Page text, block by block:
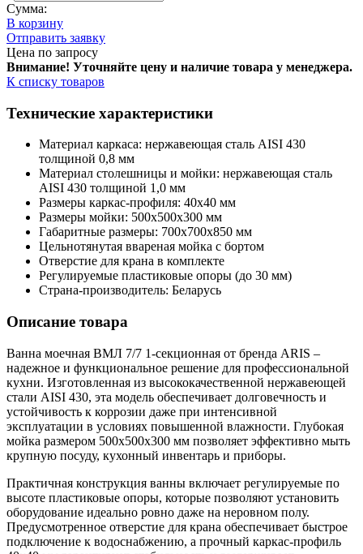
Сумма:
В корзину
Отправить заявку
Цена по запросу
Внимание! Уточняйте цену и наличие товара у менеджера.
К списку товаров
Технические характеристики
Материал каркаса: нержавеющая сталь AISI 430
толщиной 0,8 мм
Материал столешницы и мойки: нержавеющая сталь
AISI 430 толщиной 1,0 мм
Размеры каркас-профиля: 40х40 мм
Размеры мойки: 500х500х300 мм
Габаритные размеры: 700х700х850 мм
Цельнотянутая ввареная мойка с бортом
Отверстие для крана в комплекте
Регулируемые пластиковые опоры (до 30 мм)
Страна-производитель: Беларусь
Описание товара
Ванна моечная ВМЛ 7/7 1-секционная от бренда ARIS –
надежное и функциональное решение для профессиональной
кухни. Изготовленная из высококачественной нержавеющей
стали AISI 430, эта модель обеспечивает долговечность и
устойчивость к коррозии даже при интенсивной
эксплуатации в условиях повышенной влажности. Глубокая
мойка размером 500х500х300 мм позволяет эффективно мыть
крупную посуду, кухонный инвентарь и приборы.
Практичная конструкция ванны включает регулируемые по
высоте пластиковые опоры, которые позволяют установить
оборудование идеально ровно даже на неровном полу.
Предусмотренное отверстие для крана обеспечивает быстрое
подключение к водоснабжению, а прочный каркас-профиль